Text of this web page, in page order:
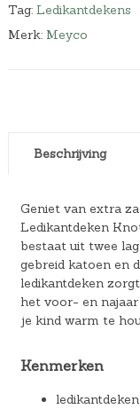
Tag: Ledikantdekens
Merk: Meyco
Beschrijving
Geniet van extra
Ledikantdeken
bestaat uit twee
gebreid katoen en
ledikantdeken
het voor- en najaar
je kind warm te
Kenmerken
ledikantdeken